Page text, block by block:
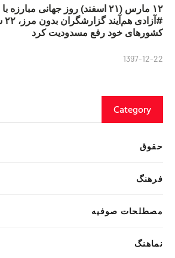
۱۲ مارس (۲۱ اسفند) روز جهانی
کشورهای خود رفع مسدودیت کرد
1397-12-22
Category
حقوق
فرهنگ
مصطلحات صوفیه
نماهنگ